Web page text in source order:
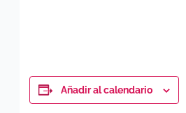
Añadir al calendario